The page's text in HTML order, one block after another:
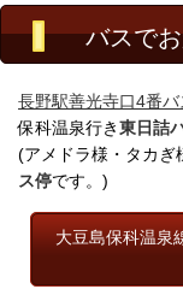
バスで
長野駅善光寺口4番バ
保科温泉行き東日詰
(アメドラ様・タカぎ
ス停です。)
大豆島保科温泉